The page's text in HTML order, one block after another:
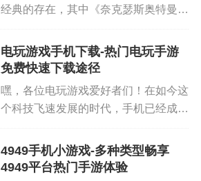
经典的存在，其中《奈克瑟斯奥特曼》
的战斗场面吸引了无数粉丝。对于喜爱
这款作品的玩家来说，能够在手机上玩
电玩游戏手机下载-热门电玩手游
免费快速下载途径
嘿，各位电玩游戏爱好者们！在如今这
个科技飞速发展的时代，手机已经成了
要想在手机上顺利下载到心仪的电玩游
戏，这里面门道可不少。下面我就给大
4949手机小游戏-多种类型畅享
4949平台热门手游体验